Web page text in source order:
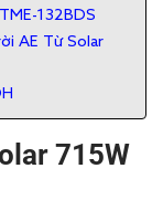
132BDS
AE Từ Solar
715W